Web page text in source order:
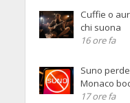
Cuffie o
chi suona
16 ore fa
Suno
Monaco
17 ore fa